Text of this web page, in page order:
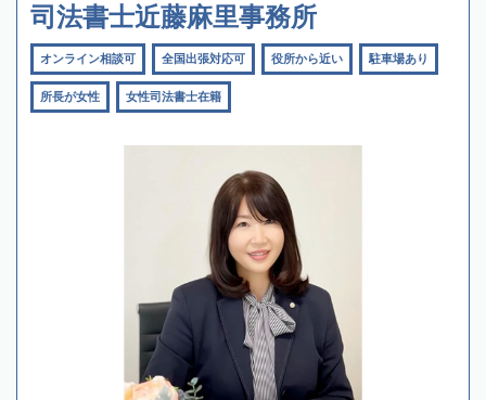
司法書士近藤麻里事務所
オンライン相談可 全国出張対応可 役所から近い 駐車場あり
所長が女性 女性司法書士在籍